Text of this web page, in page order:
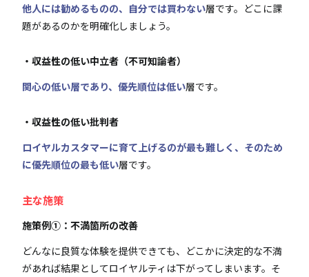
他人には勧めるものの、自分では買わない層です。どこに課
題があるのかを明確化しましょう。
・収益性の低い中立者（不可知論者）
関心の低い層であり、優先順位は低い層です。
・収益性の低い批判者
ロイヤルカスタマーに育て上げるのが最も難しく、そのため
に優先順位の最も低い層です。
主な施策
施策例①：不満箇所の改善
どんなに良質な体験を提供できても、どこかに決定的な不満
があれば結果としてロイヤルティは下がってしまいます。そ